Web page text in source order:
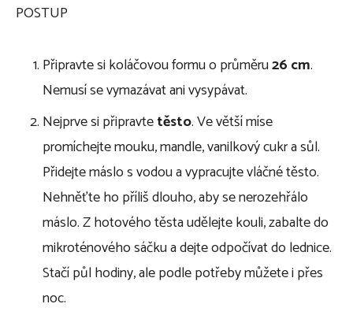
POSTUP
Připravte si koláčovou formu o průměru26 cm.
Nemusí se vymazávat ani vysypávat.
Nejprve si připravtetěsto. Ve větší míse
promíchejte mouku, mandle, vanilkový cukr a sůl.
Přidejte máslo s vodou a vypracujte vláčné těsto.
Nehněťte ho příliš dlouho, aby se nerozehřálo
máslo. Z hotového těsta udělejte kouli, zabalte do
mikroténového sáčku a dejte odpočívat do lednice.
Stačí půl hodiny, ale podle potřeby můžete i přes
noc.